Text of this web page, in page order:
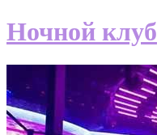
Ночной клуб